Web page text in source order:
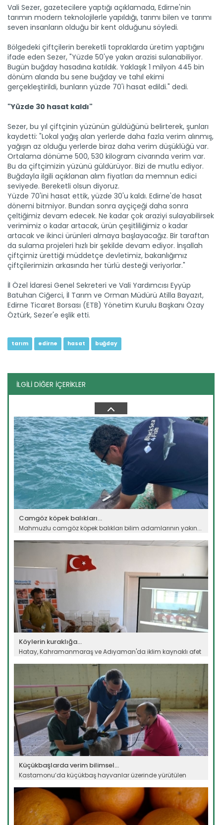
Vali Sezer, gazetecilere yaptığı açıklamada, Edirne'nin
tarımın modern teknolojilerle yapıldığı, tarımı bilen ve tarımı
seven insanların olduğu bir kent olduğunu söyledi.
Bölgedeki çiftçilerin bereketli topraklarda üretim yaptığını
ifade eden Sezer, "Yüzde 50'ye yakın arazisi sulanabiliyor.
Bugün buğday hasadına katıldık. Yaklaşık 1 milyon 445 bin
dönüm alanda bu sene buğday ve tahıl ekimi
gerçekleştirildi, bunların yüzde 70'i hasat edildi." dedi.
"Yüzde 30 hasat kaldı"
Sezer, bu yıl çiftçinin yüzünün güldüğünü belirterek, şunları
kaydetti: "Lokal yağış alan yerlerde daha fazla verim alınmış,
yağışın az olduğu yerlerde biraz daha verim düşüklüğü var.
Ortalama dönüme 500, 530 kilogram civarında verim var.
Bu da çiftçimizin yüzünü güldürüyor. Bizi de mutlu ediyor.
Buğdayla ilgili açıklanan alım fiyatları da memnun edici
seviyede. Bereketli olsun diyoruz.
Yüzde 70'ini hasat ettik, yüzde 30'u kaldı. Edirne'de hasat
dönemi bitmiyor. Bundan sonra ayçiçeği daha sonra
çeltiğimiz devam edecek. Ne kadar çok araziyi sulayabilirsek
verimimiz o kadar artacak, ürün çeşitliliğimiz o kadar
artacak ve ikinci ürünleri almaya başlayacağız. Bir taraftan
da sulama projeleri hızlı bir şekilde devam ediyor. İnşallah
çiftçimiz ürettiği müddetçe devletimiz, bakanlığımız
çiftçilerimizin arkasında her türlü desteği veriyorlar."
İl Özel İdaresi Genel Sekreteri ve Vali Yardımcısı Eyyüp
Batuhan Ciğerci, İl Tarım ve Orman Müdürü Atilla Bayazıt,
Edirne Ticaret Borsası (ETB) Yönetim Kurulu Başkanı Özay
Öztürk, Sezer'e eşlik etti.
tarım edirne hasat buğday
İLGİLİ DİĞER İÇERİKLER
Balon balığı istilasına bütçe...
İklim değişikliğiyle Akdeniz’i tehdit eden istilacı balon...
Devamını Oku ->
Batı Akdeniz'in yaş meyve ve...
Antalya, Isparta ve Burdur'daki firmalardan yapılan yaş
meyve ve...
Devamını Oku ->
Su ürünleri ihracatında...
Balıkçılık ve Su Ürünleri Genel Müdürü Turgay Türkyılmaz, su...
Devamını Oku ->
Dev çekirgelerin insanlara...
Diyarbakır’da da görülen uzunluğu 25 santimetreye kadar
Devamını Oku ->
Camgöz köpek balıkları...
Mahmuzlu camgöz köpek balıkları bilim adamlarının yakın...
Devamını Oku ->
Köylerin kuraklığa...
Hatay, Kahramanmaraş ve Adıyaman'da iklim kaynaklı afet
Küçükbaşlarda verim bilimsel...
Kastamonu’da küçükbaş hayvanlar üzerinde yürütülen
Devamını Oku ->